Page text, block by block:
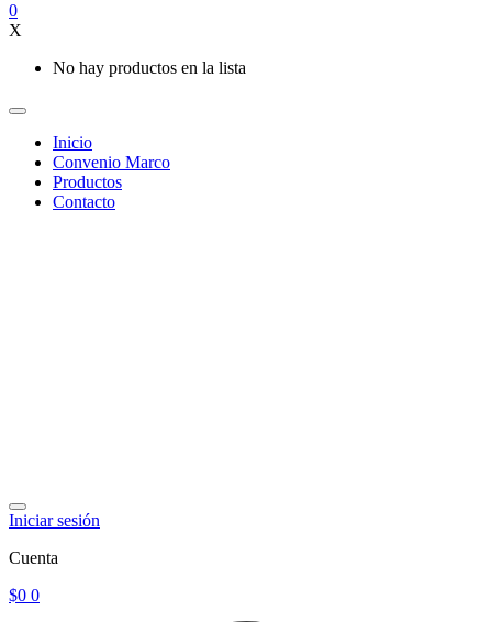
0
X
No hay productos en la lista
Inicio
Convenio Marco
Productos
Contacto
Iniciar sesión
Cuenta
$0 0